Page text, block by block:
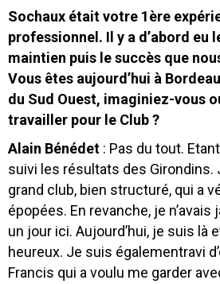
Sochaux était votre 1ère
professionnel. Il y a d’abord eu
maintien puis le succès que
Vous êtes aujourd’hui à
du Sud Ouest, imaginiez-vous
travailler pour le Club ?
Alain Bénédet : Pas du tout.
suivi les résultats des Girondins.
grand club, bien structuré, qui a
épopées. En revanche, je
un jour ici. Aujourd’hui, je suis là
heureux. Je suis égalementravi
Francis qui a voulu me garder